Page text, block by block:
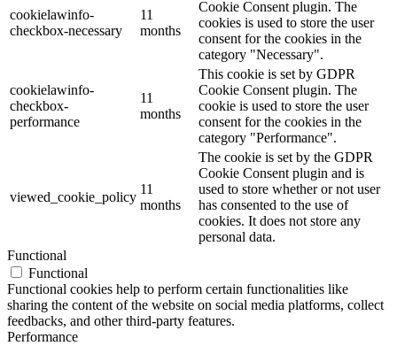
cookielawinfo-
checkbox-necessary
11
months
Cookie Consent plugin. The
cookies is used to store the user
consent for the cookies in the
category "Necessary".
cookielawinfo-
checkbox-
performance
11
months
This cookie is set by GDPR
Cookie Consent plugin. The
cookie is used to store the user
consent for the cookies in the
category "Performance".
viewed_cookie_policy
11
months
The cookie is set by the GDPR
Cookie Consent plugin and is
used to store whether or not user
has consented to the use of
cookies. It does not store any
personal data.
Functional
Functional
Functional cookies help to perform certain functionalities like
sharing the content of the website on social media platforms, collect
feedbacks, and other third-party features.
Performance